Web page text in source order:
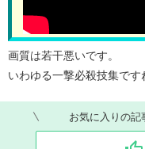
画質は若干悪いです。
いわゆる一撃必殺技集です
お気に入りの記